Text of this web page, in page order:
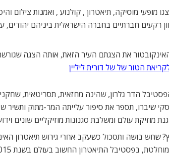
מוסיקה, תיאטרון , קולנוע , ואמנות צילום
רקעים חברתיים בחברה הישראלית ביניהם יהודים,
את הצגתם העיר הזאת, אותה הצגה
הטור של של דורית ליליין
הדר גלרון, שהינה מחזאית, תסריטאית,
שיברו, תספר את סיפור עלייתה המר-מתוק ותשיר
שחש בושה ותסכול כשעקב אחרי גירוש תיאטרון
מפסטיבל אדינבורו בשנת 2014 ובהעדר הנוכחות הישראלית